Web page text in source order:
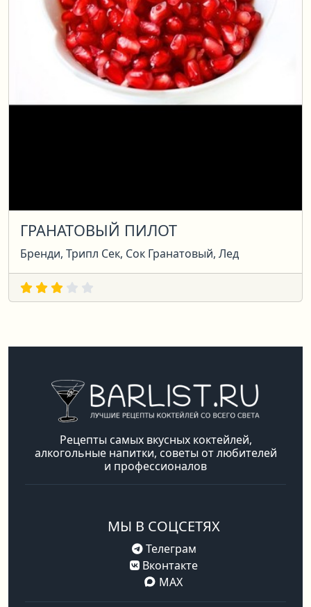
ГРАНАТОВЫЙ ПИЛОТ
Бренди, Трипл Сек, Сок Гранатовый, Лед
Рецепты самых вкусных коктейлей,
алкогольные напитки, советы от любителей
и профессионалов
МЫ В СОЦСЕТЯХ
Телеграм
Вконтакте
MAX